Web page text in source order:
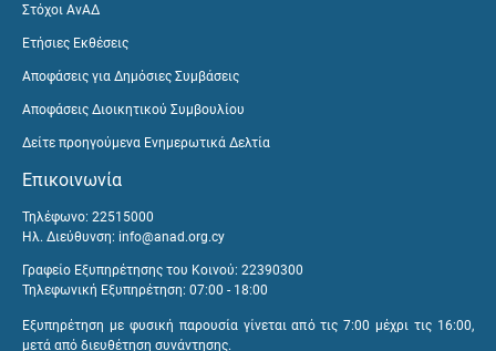
Στόχοι ΑνΑΔ
Ετήσιες Εκθέσεις
Αποφάσεις για Δημόσιες Συμβάσεις
Αποφάσεις Διοικητικού Συμβουλίου
Δείτε προηγούμενα Ενημερωτικά Δελτία
Επικοινωνία
Τηλέφωνο: 22515000
Ηλ. Διεύθυνση: info@anad.org.cy
Γραφείο Εξυπηρέτησης του Κοινού: 22390300
Τηλεφωνική Εξυπηρέτηση: 07:00 - 18:00
Εξυπηρέτηση με φυσική παρουσία γίνεται από τις 7:00 μέχρι τις 16:00,
μετά από διευθέτηση συνάντησης.